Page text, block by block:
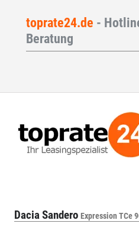
toprate24.de -
Beratung
Dacia Sandero Expression TCe